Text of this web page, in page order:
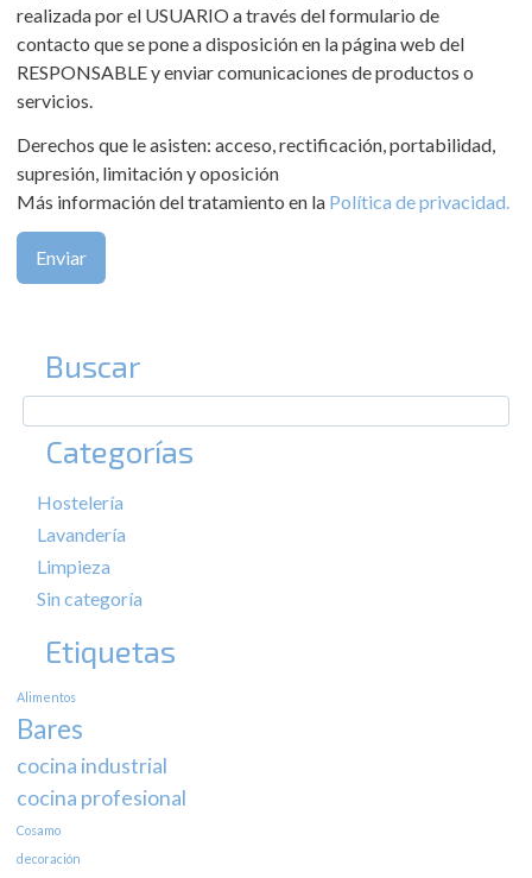
realizada por el USUARIO a través del formulario de
contacto que se pone a disposición en la página web del
RESPONSABLE y enviar comunicaciones de productos o
servicios.
Derechos que le asisten: acceso, rectificación, portabilidad,
supresión, limitación y oposición
Más información del tratamiento en la Política de privacidad.
Buscar
Categorías
Hostelería
Lavandería
Limpieza
Sin categoría
Etiquetas
Alimentos
Bares
cocina industrial
cocina profesional
Cosamo
decoración